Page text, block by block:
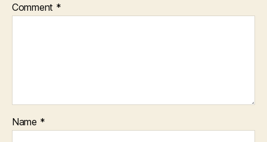
Comment *
Name *